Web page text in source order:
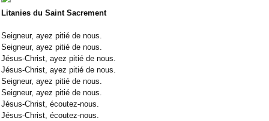
Litanies du Saint Sacrement
Seigneur, ayez pitié de nous.
Seigneur, ayez pitié de nous.
Jésus-Christ, ayez pitié de nous.
Jésus-Christ, ayez pitié de nous.
Seigneur, ayez pitié de nous.
Seigneur, ayez pitié de nous.
Jésus-Christ, écoutez-nous.
Jésus-Christ, écoutez-nous.